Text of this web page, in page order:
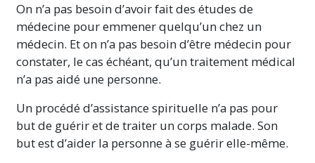
On n’a pas besoin d’avoir fait des études de
médecine pour emmener quelqu’un chez un
médecin. Et on n’a pas besoin d’être médecin pour
constater, le cas échéant, qu’un traitement médical
n’a pas aidé une personne.
Un procédé d’assistance spirituelle n’a pas pour
but de guérir et de traiter un corps malade. Son
but est d’aider la personne à se guérir elle-même.